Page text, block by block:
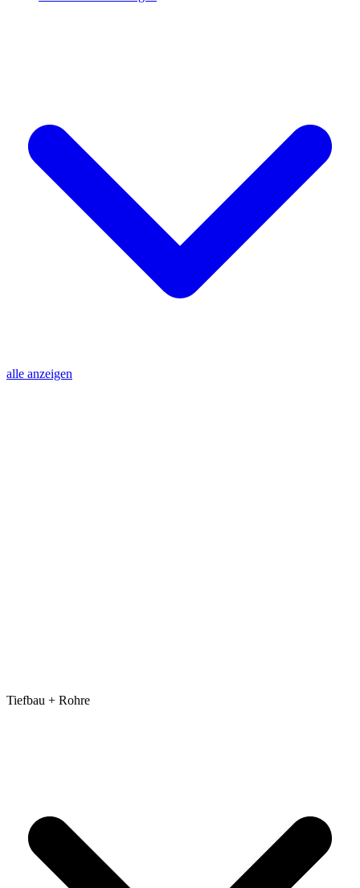
alle anzeigen
Tiefbau + Rohre